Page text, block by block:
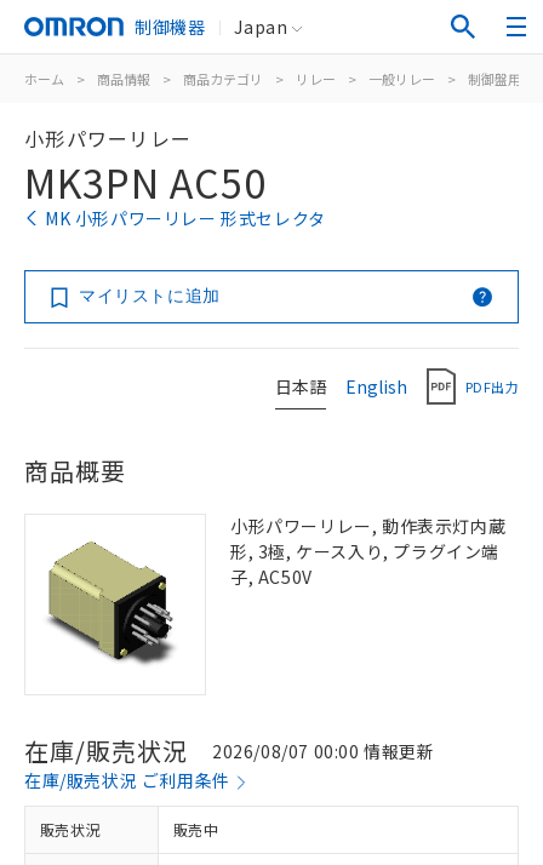
制御機器 Japan
ホーム > 商品情報 > 商品カテゴリ > リレー > 一般リレー > 制御盤用
小形パワーリレー
MK3PN AC50
MK 小形パワーリレー 形式セレクタ
マイリストに追加
日本語 English PDF出力
商品概要
小形パワーリレー, 動作表示灯内蔵
形, 3極, ケース入り, プラグイン端
子, AC50V
在庫/販売状況
2026/08/07 00:00 情報更新
在庫/販売状況 ご利用条件
販売状況 販売中